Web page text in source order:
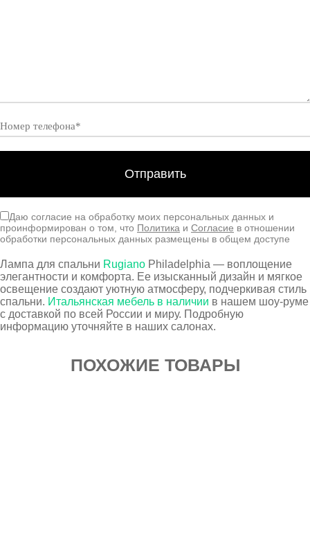
Даю согласие на обработку моих персональных данных и
проинформирован о том, что Политика и Согласие в отношении
обработки персональных данных размещены в общем доступе
Лампа для спальни Rugiano Philadelphia — воплощение
элегантности и комфорта. Ее изысканный дизайн и мягкое
освещение создают уютную атмосферу, подчеркивая стиль
спальни. Итальянская мебель в наличии в нашем шоу-руме
с доставкой по всей России и миру. Подробную
информацию уточняйте в наших салонах.
ПОХОЖИЕ ТОВАРЫ